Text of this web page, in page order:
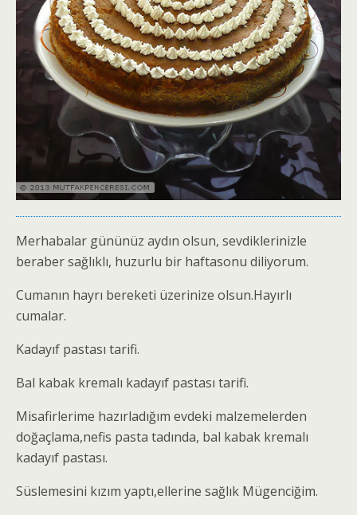
Merhabalar gününüz aydın olsun, sevdiklerinizle
beraber sağlıklı, huzurlu bir haftasonu diliyorum.
Cumanın hayrı bereketi üzerinize olsun.Hayırlı
cumalar.
Kadayıf pastası tarifi.
Bal kabak kremalı kadayıf pastası tarifi.
Misafirlerime hazırladığım evdeki malzemelerden
doğaçlama,nefis pasta tadında, bal kabak kremalı
kadayıf pastası.
Süslemesini kızım yaptı,ellerine sağlık Mügenciğim.